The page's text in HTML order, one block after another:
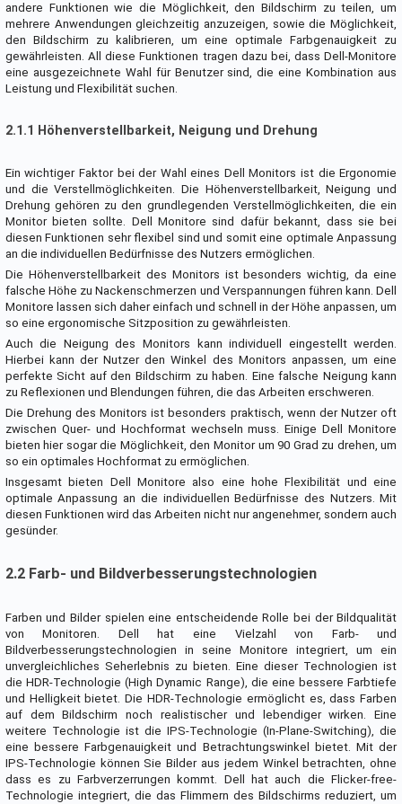
andere Funktionen wie die Möglichkeit, den Bildschirm zu teilen, um
mehrere Anwendungen gleichzeitig anzuzeigen, sowie die Möglichkeit,
den Bildschirm zu kalibrieren, um eine optimale Farbgenauigkeit zu
gewährleisten. All diese Funktionen tragen dazu bei, dass Dell-Monitore
eine ausgezeichnete Wahl für Benutzer sind, die eine Kombination aus
Leistung und Flexibilität suchen.
2.1.1 Höhenverstellbarkeit, Neigung und Drehung
Ein wichtiger Faktor bei der Wahl eines Dell Monitors ist die Ergonomie
und die Verstellmöglichkeiten. Die Höhenverstellbarkeit, Neigung und
Drehung gehören zu den grundlegenden Verstellmöglichkeiten, die ein
Monitor bieten sollte. Dell Monitore sind dafür bekannt, dass sie bei
diesen Funktionen sehr flexibel sind und somit eine optimale Anpassung
an die individuellen Bedürfnisse des Nutzers ermöglichen.
Die Höhenverstellbarkeit des Monitors ist besonders wichtig, da eine
falsche Höhe zu Nackenschmerzen und Verspannungen führen kann. Dell
Monitore lassen sich daher einfach und schnell in der Höhe anpassen, um
so eine ergonomische Sitzposition zu gewährleisten.
Auch die Neigung des Monitors kann individuell eingestellt werden.
Hierbei kann der Nutzer den Winkel des Monitors anpassen, um eine
perfekte Sicht auf den Bildschirm zu haben. Eine falsche Neigung kann
zu Reflexionen und Blendungen führen, die das Arbeiten erschweren.
Die Drehung des Monitors ist besonders praktisch, wenn der Nutzer oft
zwischen Quer- und Hochformat wechseln muss. Einige Dell Monitore
bieten hier sogar die Möglichkeit, den Monitor um 90 Grad zu drehen, um
so ein optimales Hochformat zu ermöglichen.
Insgesamt bieten Dell Monitore also eine hohe Flexibilität und eine
optimale Anpassung an die individuellen Bedürfnisse des Nutzers. Mit
diesen Funktionen wird das Arbeiten nicht nur angenehmer, sondern auch
gesünder.
2.2 Farb- und Bildverbesserungstechnologien
Farben und Bilder spielen eine entscheidende Rolle bei der Bildqualität
von Monitoren. Dell hat eine Vielzahl von Farb- und
Bildverbesserungstechnologien in seine Monitore integriert, um ein
unvergleichliches Seherlebnis zu bieten. Eine dieser Technologien ist
die HDR-Technologie (High Dynamic Range), die eine bessere Farbtiefe
und Helligkeit bietet. Die HDR-Technologie ermöglicht es, dass Farben
auf dem Bildschirm noch realistischer und lebendiger wirken. Eine
weitere Technologie ist die IPS-Technologie (In-Plane-Switching), die
eine bessere Farbgenauigkeit und Betrachtungswinkel bietet. Mit der
IPS-Technologie können Sie Bilder aus jedem Winkel betrachten, ohne
dass es zu Farbverzerrungen kommt. Dell hat auch die Flicker-free-
Technologie integriert, die das Flimmern des Bildschirms reduziert, um